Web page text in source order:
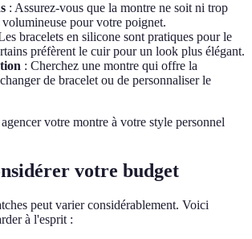
: Assurez-vous que la montre ne soit ni trop
pour votre poignet.
bracelets en silicone sont pratiques pour le
préfèrent le cuir pour un look plus élégant.
: Cherchez une montre qui offre la
de bracelet ou de personnaliser le
votre montre à votre style personnel
votre budget
peut varier considérablement. Voici
à l'esprit :